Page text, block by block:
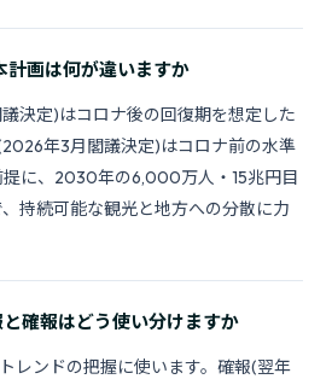
画は何が違いますか
決定)はコロナ後の回復期を想定した
年3月閣議決定)はコロナ前の水準
提に、2030年の6,000万人・15兆円目
持続可能な観光と地方への分散に力
確報はどう使い分けますか
レンドの把握に使います。確報(翌年